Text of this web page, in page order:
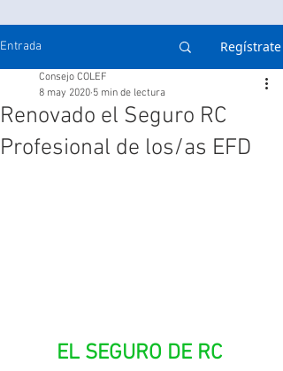
Entrada Regístrate
Renovado el Seguro RC
Profesional de los/as EFD
Consejo COLEF
8 may 2020 5 min de lectura
EL SEGURO DE RC